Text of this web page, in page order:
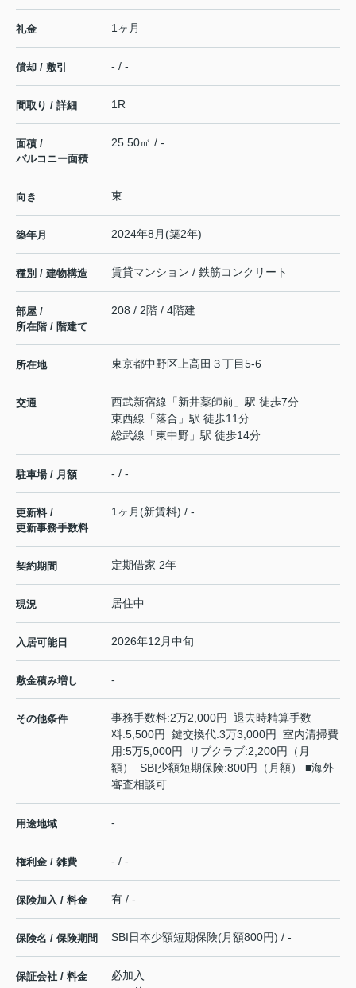
礼金 1ヶ月
償却 / 敷引 - / -
間取り / 詳細 1R
面積 /
バルコニー面積
25.50㎡ / -
向き 東
築年月 2024年8月(築2年)
種別 / 建物構造 賃貸マンション / 鉄筋コンクリート
部屋 /
所在階 / 階建て
208 / 2階 / 4階建
所在地 東京都中野区 上高田 ３丁目5-6
交通 西武新宿線 「新井薬師前 」駅 徒歩7分
東西線 「落合 」駅 徒歩11分
総武線 「東中野 」駅 徒歩14分
駐車場 / 月額 - / -
更新料 /
更新事務手数料
1ヶ月(新賃料) / -
契約期間 定期借家 2年
現況 居住中
入居可能日 2026年12月中旬
敷金積み増し -
その他条件
事務手数料:2万2,000円 退去時精算手数
料:5,500円 鍵交換代:3万3,000円 室内清掃費
用:5万5,000円 リブクラブ:2,200円（月
額） SBI少額短期保険:800円（月額） ■海外
審査相談可
用途地域 -
権利金 / 雑費 - / -
保険加入 / 料金 有 / -
保険名 / 保険期間 SBI日本少額短期保険(月額800円) / -
保証会社 / 料金
必加入